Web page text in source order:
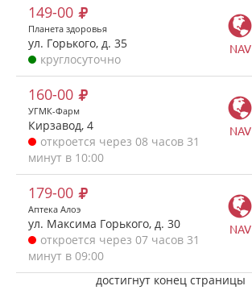
NAV
149-00
Планета здоровья
ул. Горького, д. 35
круглосуточно
NAV
160-00
УГМК-Фарм
Кирзавод, 4
откроется через 08 часов 31
минут в 10:00
NAV
179-00
Аптека Алоэ
ул. Максима Горького, д. 30
откроется через 07 часов 31
минут в 09:00
достигнут конец страницы